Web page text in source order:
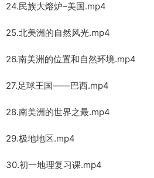
24.民族大熔炉–美国.mp4
25.北美洲的自然风光.mp4
26.南美洲的位置和自然环境.mp4
27.足球王国——巴西.mp4
28.南美洲的世界之最.mp4
29.极地地区.mp4
30.初一地理复习课.mp4